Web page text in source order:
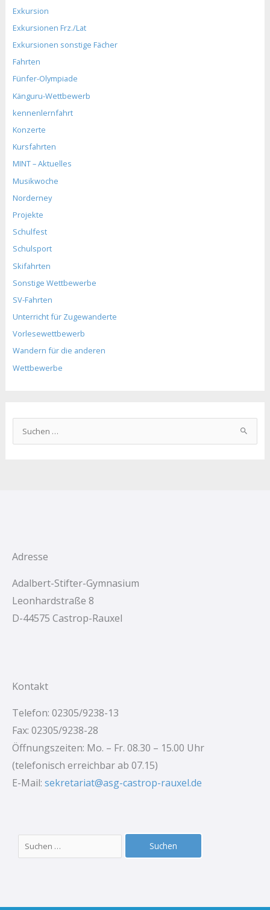
Exkursion
Exkursionen Frz./Lat
Exkursionen sonstige Fächer
Fahrten
Fünfer-Olympiade
Känguru-Wettbewerb
kennenlernfahrt
Konzerte
Kursfahrten
MINT – Aktuelles
Musikwoche
Norderney
Projekte
Schulfest
Schulsport
Skifahrten
Sonstige Wettbewerbe
SV-Fahrten
Unterricht für Zugewanderte
Vorlesewettbewerb
Wandern für die anderen
Wettbewerbe
u
c
:
Adresse
Adalbert-Stifter-Gymnasium
Leonhardstraße 8
D-44575 Castrop-Rauxel
Kontakt
Telefon: 02305/9238-13
Fax: 02305/9238-28
Öffnungszeiten: Mo. – Fr. 08.30 – 15.00 Uhr
(telefonisch erreichbar ab 07.15)
E-Mail: sekretariat@asg-castrop-rauxel.de
Suchen
nach: